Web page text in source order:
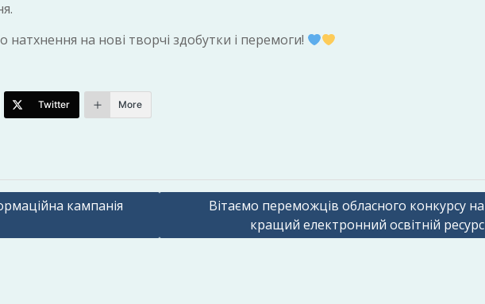
на нові творчі здобутки і перемоги!
Twitter More
кампанія
Вітаємо переможців обласного конкурсу на
кращий електронний освітній ресурс